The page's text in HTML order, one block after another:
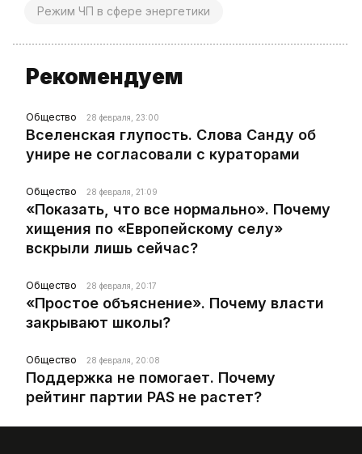
Режим ЧП в сфере энергетики
Рекомендуем
Общество 28 февраля, 23:00
Вселенская глупость. Слова Санду об
унире не согласовали с кураторами
Общество 28 февраля, 21:09
«Показать, что все нормально». Почему
хищения по «Европейскому селу»
вскрыли лишь сейчас?
Общество 28 февраля, 20:17
«Простое объяснение». Почему власти
закрывают школы?
Общество 28 февраля, 20:08
Поддержка не помогает. Почему
рейтинг партии PAS не растет?